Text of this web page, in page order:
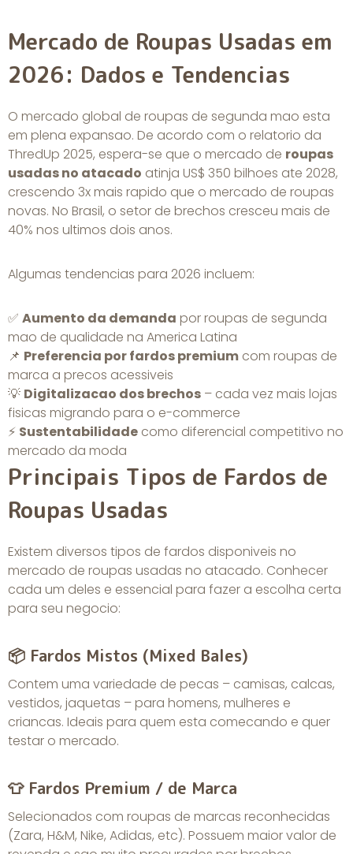
Mercado de Roupas Usadas em
2026: Dados e Tendencias
O mercado global de roupas de segunda mao esta
em plena expansao. De acordo com o relatorio da
ThredUp 2025, espera-se que o mercado de roupas
usadas no atacado atinja US$ 350 bilhoes ate 2028,
crescendo 3x mais rapido que o mercado de roupas
novas. No Brasil, o setor de brechos cresceu mais de
40% nos ultimos dois anos.
Algumas tendencias para 2026 incluem:
✅ Aumento da demanda por roupas de segunda
mao de qualidade na America Latina
📌 Preferencia por fardos premium com roupas de
marca a precos acessiveis
💡 Digitalizacao dos brechos – cada vez mais lojas
fisicas migrando para o e-commerce
⚡ Sustentabilidade como diferencial competitivo no
mercado da moda
Principais Tipos de Fardos de
Roupas Usadas
Existem diversos tipos de fardos disponiveis no
mercado de roupas usadas no atacado. Conhecer
cada um deles e essencial para fazer a escolha certa
para seu negocio:
📦 Fardos Mistos (Mixed Bales)
Contem uma variedade de pecas – camisas, calcas,
vestidos, jaquetas – para homens, mulheres e
criancas. Ideais para quem esta comecando e quer
testar o mercado.
👕 Fardos Premium / de Marca
Selecionados com roupas de marcas reconhecidas
(Zara, H&M, Nike, Adidas, etc). Possuem maior valor de